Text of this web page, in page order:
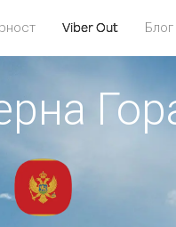
Viber Out Блог